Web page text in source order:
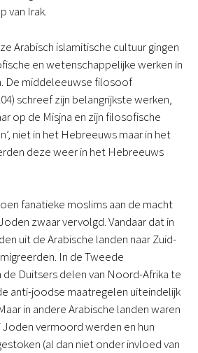
van Irak.
Arabisch islamitische cultuur gingen
en wetenschappelijke werken in
De middeleeuwse filosoof
schreef zijn belangrijkste werken,
op de Misjna en zijn filosofische
niet in het Hebreeuws maar in het
deze weer in het Hebreeuws
fanatieke moslims aan de macht
zwaar vervolgd. Vandaar dat in
uit de Arabische landen naar Zuid-
In de Tweede
Duitsers delen van Noord-Afrika te
anti-joodse maatregelen uiteindelijk
in andere Arabische landen waren
vermoord werden en hun
(al dan niet onder invloed van